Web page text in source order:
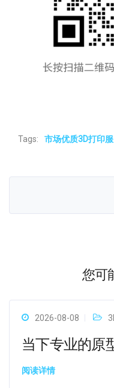
Tags: 市场优质3D打印
您可
2026-08-08
当下专业的原
阅读详情